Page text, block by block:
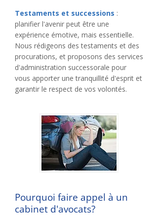
Testaments et successions :
planifier l'avenir peut être une
expérience émotive, mais essentielle.
Nous rédigeons des testaments et des
procurations, et proposons des services
d'administration successorale pour
vous apporter une tranquillité d'esprit et
garantir le respect de vos volontés.
Pourquoi faire appel à un
cabinet d'avocats?